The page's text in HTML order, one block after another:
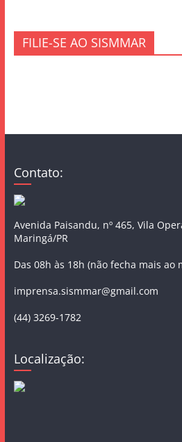
FILIE-SE AO SISMMAR
Contato:
Avenida Paisandu, nº 465, Vila
Maringá/PR
Das 08h às 18h (não fecha mais ao
imprensa.sismmar@gmail.com
(44) 3269-1782
Localização: